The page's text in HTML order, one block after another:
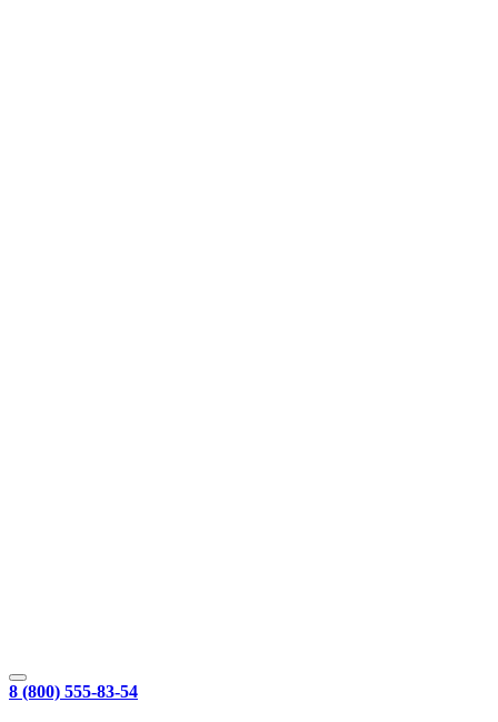
8 (800) 555-83-54